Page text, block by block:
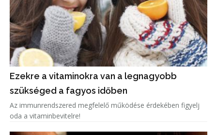
Ezekre a vitaminokra van a legnagyobb
szükséged a fagyos időben
Az immunrendszered megfelelő működése érdekében figyelj
oda a vitaminbevitelre!